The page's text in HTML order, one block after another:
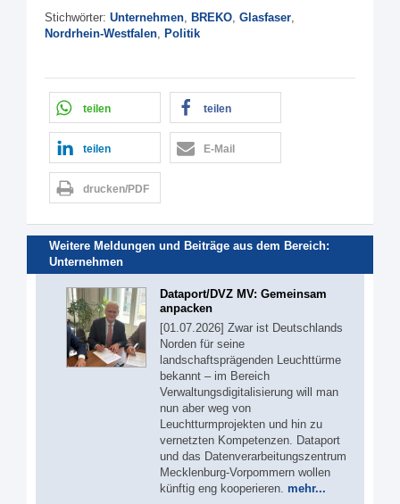
Stichwörter: Unternehmen, BREKO, Glasfaser,
Nordrhein-Westfalen, Politik
teilen teilen
teilen E-Mail
drucken/PDF
Weitere Meldungen und Beiträge aus dem Bereich:
Unternehmen
Dataport/DVZ MV: Gemeinsam
anpacken
[01.07.2026] Zwar ist Deutschlands
Norden für seine
landschaftsprägenden Leuchttürme
bekannt – im Bereich
Verwaltungsdigitalisierung will man
nun aber weg von
Leuchtturmprojekten und hin zu
vernetzten Kompetenzen. Dataport
und das Datenverarbeitungszentrum
Mecklenburg-Vorpommern wollen
künftig eng kooperieren. mehr...